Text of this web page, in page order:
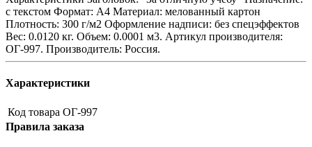
с текстом Формат: А4 Материал: мелованный картон
Плотность: 300 г/м2 Оформление надписи: без спецэффектов
Вес: 0.0120 кг. Объем: 0.0001 м3. Артикул производителя:
ОГ-997. Производитель: Россия.
Характеристики
Код товара ОГ-997
Правила заказа